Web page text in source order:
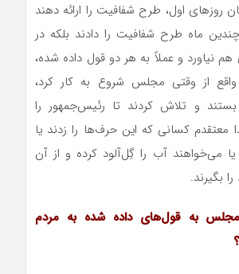
روزهای اول، طرح شفافیت را ارائه دهند
چندین ماه طرح شفافیت را دادند بلکه در
و عملاً به هر دو قول داده شده،
از وقتی مجلس شروع به کار کرد،
و تلاش کردند تا رئیس‌جمهور را
معتقدم کسانی که این حرف‌ها را زدند یا
می‌خواهند آب را گِل‌آلود کرده و از آن
بگیرند.
به قول‌های داده شده به مردم